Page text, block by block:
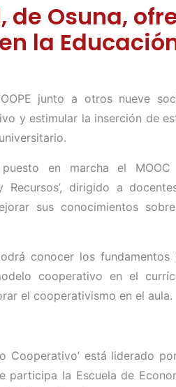
Osuna,
la
junto a otros nueve
y estimular la inserción de
en marcha el MOOC
Recursos’, dirigido a
sus conocimientos
conocer los fundamentos
cooperativo en el
el cooperativismo en el aula.
Cooperativo’ está liderado
participa la Escuela de